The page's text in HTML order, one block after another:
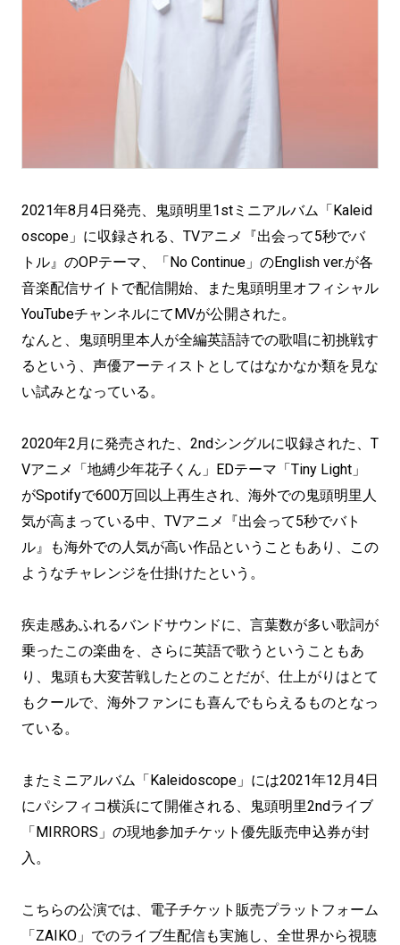
2021年8月4日発売、鬼頭明里1stミニアルバム「Kaleid
oscope」に収録される、TVアニメ『出会って5秒でバ
トル』のOPテーマ、「No Continue」のEnglish ver.が各
音楽配信サイトで配信開始、また鬼頭明里オフィシャル
YouTubeチャンネルにてMVが公開された。
なんと、鬼頭明里本人が全編英語詩での歌唱に初挑戦す
るという、声優アーティストとしてはなかなか類を見な
い試みとなっている。
2020年2月に発売された、2ndシングルに収録された、T
Vアニメ「地縛少年花子くん」EDテーマ「Tiny Light」
がSpotifyで600万回以上再生され、海外での鬼頭明里人
気が高まっている中、TVアニメ『出会って5秒でバト
ル』も海外での人気が高い作品ということもあり、この
ようなチャレンジを仕掛けたという。
疾走感あふれるバンドサウンドに、言葉数が多い歌詞が
乗ったこの楽曲を、さらに英語で歌うということもあ
り、鬼頭も大変苦戦したとのことだが、仕上がりはとて
もクールで、海外ファンにも喜んでもらえるものとなっ
ている。
またミニアルバム「Kaleidoscope」には2021年12月4日
にパシフィコ横浜にて開催される、鬼頭明里2ndライブ
「MIRRORS」の現地参加チケット優先販売申込券が封
入。
こちらの公演では、電子チケット販売プラットフォーム
「ZAIKO」でのライブ生配信も実施し、全世界から視聴